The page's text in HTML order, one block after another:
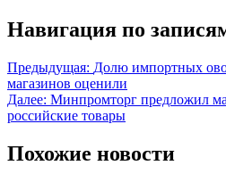
Навигация по
Предыдущая: Долю импортных
магазинов оценили
Далее: Минпромторг предложил
российские товары
Похожие новости